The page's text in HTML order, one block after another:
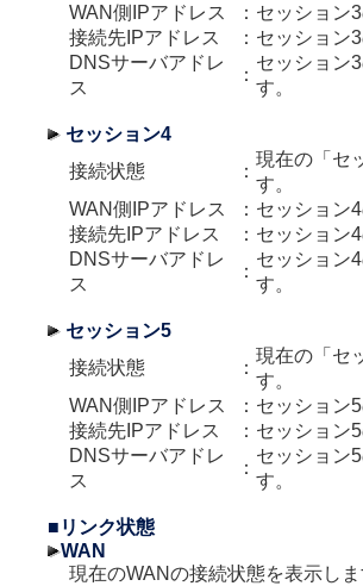
WAN側IPアドレス
： セッション
接続先IPアドレス
： セッション
DNSサーバアドレ
ス
：
セッション
す。
セッション4
接続状態
：
現在の「セ
す。
WAN側IPアドレス
： セッション
接続先IPアドレス
： セッション
DNSサーバアドレ
ス
：
セッション
す。
セッション5
接続状態
：
現在の「セ
す。
WAN側IPアドレス
： セッション
接続先IPアドレス
： セッション
DNSサーバアドレ
ス
：
セッション
す。
■リンク状態
WAN
現在のWANの接続状態を表示しま